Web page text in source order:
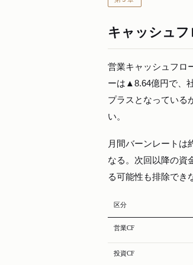
キャッシュフ
営業キャッシュフロ
ーは▲8.64億円で、
プラスとなっている
い。
月間バーンレートは
なる。次回以降の資
る可能性も排除でき
区分
営業CF
投資CF